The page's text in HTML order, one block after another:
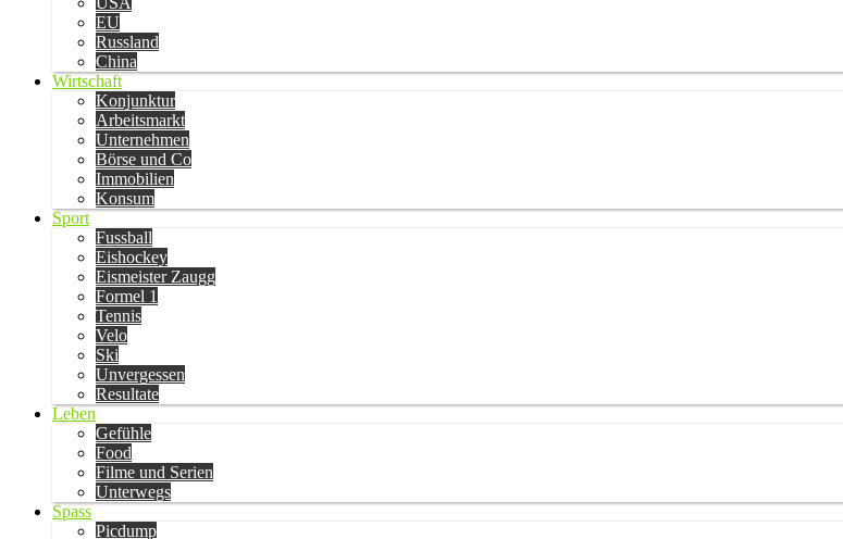
EU
Russland
China
Wirtschaft
Konjunktur
Arbeitsmarkt
Unternehmen
Börse und Co
Immobilien
Konsum
Sport
Fussball
Eishockey
Eismeister Zaugg
Formel 1
Tennis
Velo
Ski
Unvergessen
Resultate
Leben
Gefühle
Food
Filme und Serien
Unterwegs
Spass
Picdump